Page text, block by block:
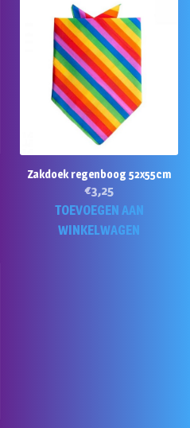
Zakdoek regenboog 52x55cm
€3,25
TOEVOEGEN AAN
WINKELWAGEN